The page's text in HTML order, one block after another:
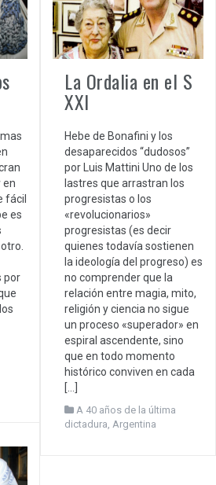
en
fácil
es
por
La Ordalia en el S
XXI
Hebe de Bonafini y los
desaparecidos “dudosos”
por Luis Mattini Uno de los
lastres que arrastran los
progresistas o los
«revolucionarios»
progresistas (es decir
quienes todavía sostienen
la ideología del progreso) es
no comprender que la
relación entre magia, mito,
religión y ciencia no sigue
un proceso «superador» en
espiral ascendente, sino
que en todo momento
histórico conviven en cada
[…]
A 40 años de la última
dictadura Argentina